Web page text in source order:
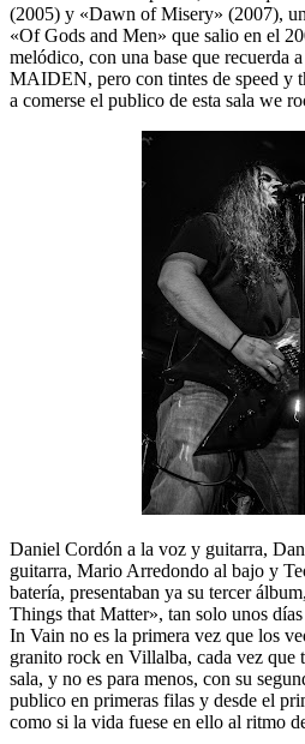
(2005) y «Dawn of Misery» (2007),
«Of Gods and Men» que salio en el
melódico, con una base que recuerda
MAIDEN, pero con tintes de speed y
a comerse el publico de esta sala we
Daniel Cordón a la voz y guitarra,
guitarra, Mario Arredondo al bajo y
batería, presentaban ya su tercer
Things that Matter», tan solo unos
In Vain no es la primera vez que los
granito rock en Villalba, cada vez que
sala, y no es para menos, con su
publico en primeras filas y desde el
como si la vida fuese en ello al ritmo